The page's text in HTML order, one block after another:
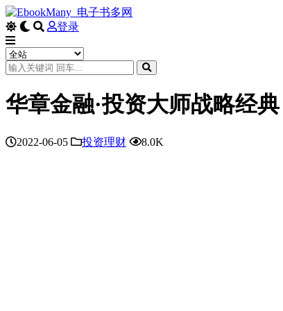
登录
华章金融·投资大师战略经
2022-06-05 投资理财 8.0K